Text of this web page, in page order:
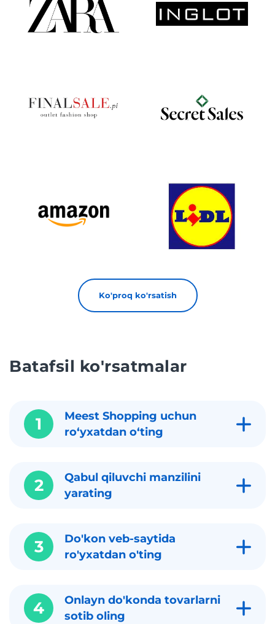
Ko'proq ko'rsatish
Batafsil ko'rsatmalar
1
Meest Shopping uchun
roʻyxatdan oʻting
2
Qabul qiluvchi manzilini
yarating
3
Do'kon veb-saytida
ro'yxatdan o'ting
4
Onlayn do'konda tovarlarni
sotib oling